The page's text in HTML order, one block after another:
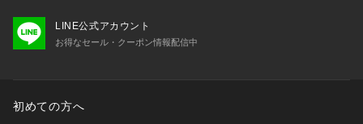
・75154 Tバック
・75156 サニタリー
※照明の関係により、実際よりも色味が違って見える場合があ
LINE公式アカウント
お得なセール・クーポン情報配信中
初めての方へ